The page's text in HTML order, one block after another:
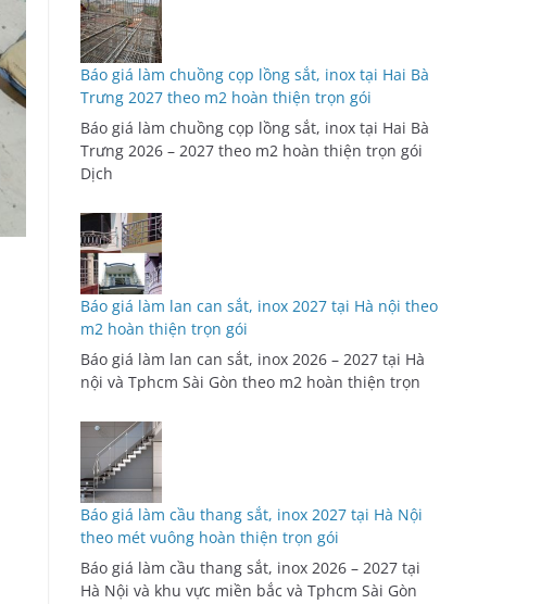
Báo giá làm chuồng cọp lồng sắt, inox tại Hai Bà
Trưng 2027 theo m2 hoàn thiện trọn gói
Báo giá làm chuồng cọp lồng sắt, inox tại Hai Bà
Trưng 2026 – 2027 theo m2 hoàn thiện trọn gói
Dịch
Báo giá làm lan can sắt, inox 2027 tại Hà nội theo
m2 hoàn thiện trọn gói
Báo giá làm lan can sắt, inox 2026 – 2027 tại Hà
nội và Tphcm Sài Gòn theo m2 hoàn thiện trọn
Báo giá làm cầu thang sắt, inox 2027 tại Hà Nội
theo mét vuông hoàn thiện trọn gói
Báo giá làm cầu thang sắt, inox 2026 – 2027 tại
Hà Nội và khu vực miền bắc và Tphcm Sài Gòn